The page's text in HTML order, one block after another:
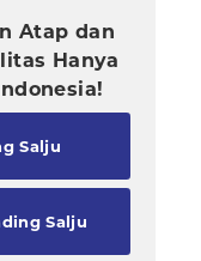
Atap dan
Hanya
Salju
Salju